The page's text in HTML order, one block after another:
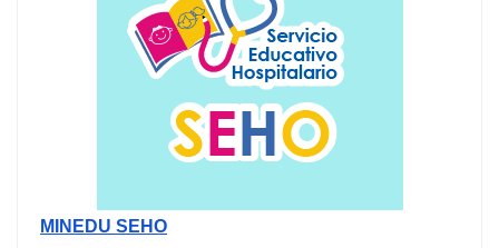
MINEDU SEHO